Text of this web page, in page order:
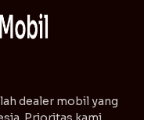
dealer mobil yang